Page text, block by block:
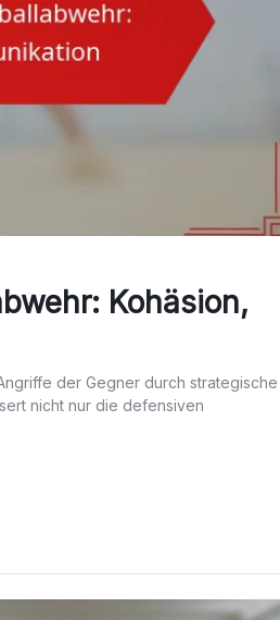
Kohäsion,
der Gegner durch strategische
nicht nur die defensiven